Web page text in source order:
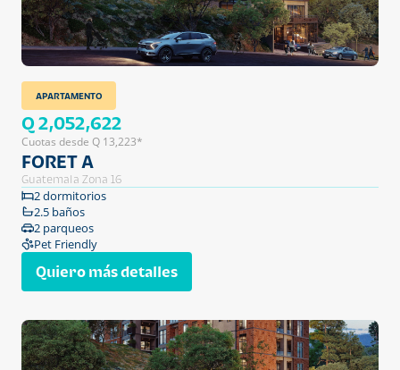
APARTAMENTO
Q 2,052,622
Cuotas desde Q 13,223*
FORET A
Guatemala Zona 16
2 dormitorios
2.5 baños
2 parqueos
Pet Friendly
Quiero más detalles